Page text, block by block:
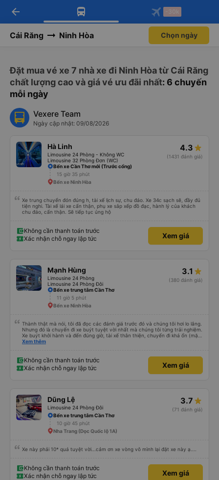
Tải app Vexere ngay!
Nhận ưu đãi thành viên độc
Mở app
Tải app Vexere
-30k/ghế khi đặt vé máy bay qua
Mở app
arrow_back -30k
Cái Răng Ninh Hòa Chọn ngày
Đặt mua vé xe 7 nhà xe đi Ninh Hòa từ Cái Răng
chất lượng cao và giá vé ưu đãi nhất: 6 chuyến
mỗi ngày
Vexere Team
Ngày cập nhật: 09/08/2026
Hà Linh
Limousine 24 Phòng - Không WC
Limousine 32 Phòng Đơn (WC)
4.3
(1431 đánh giá)
Bến xe Cần Thơ mới (Trước cổng)
15 giờ 35 phút
Bến xe Ninh Hòa
Xe trung chuyển đón đúng h, tài xế lịch sự, chu đáo. Xe 34c sạch sẽ, đầy đủ
tiện nghi. Tài xế lái xe cẩn thận, phụ xe sắp xếp đồ đạc, hành lý của khách
chu đáo, cẩn thận. Sẽ tiếp tục ủng hộ
Không cần thanh toán trước
Xác nhận chỗ ngay lập tức
Xem giá
Mạnh Hùng
Limousine 24 Phòng
Limousine 24 Phòng Đôi
3.1
(380 đánh giá)
Bến xe trung tâm Cần Thơ
11 giờ 5 phút
Bến xe Ninh Hòa
Thành thật mà nói, tôi đã đọc các đánh giá trước đó và chúng tôi hơi lo lắng.
Nhưng đó là chuyến đi xe buýt tuyệt vời nhất mà chúng tôi từng trải nghiệm.
Xe buýt khởi hành và đến đúng giờ, tài xế thân thiện, chuyến đi khá ổn (mặc
dù vẫn hơi xóc, nhưng đó là đặc trưng của Việt Nam ^^), và chỗ ngồi thoải
Xem thêm
Không cần thanh toán trước
Xác nhận chỗ ngay lập tức
Xem giá
Dũng Lệ
Limousine 24 Phòng Đôi
3.7
(71 đánh giá)
Bến xe trung tâm Cần Thơ
10 giờ 45 phút
Nha Trang (Dọc Quốc lộ 1A)
Xe này phải 10* quá tuyệt vời...cảm ơn xe vòng vô mình lại đặt xe này ạ....
Không cần thanh toán trước
Xác nhận chỗ ngay lập tức
Xem giá